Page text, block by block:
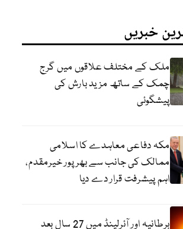
خبریں
ملک کے مختلف علاقوں میں گرج
چمک کے ساتھ مزید بارش کی
پیشگوئی
مکہ دفاعی معاہدے کا اسلامی
ممالک کی جانب سے بھرپور خیرمقدم،
اہم پیشرفت قرار دے دیا
برطانیہ اور آئرلینڈ میں 27 سال بعد